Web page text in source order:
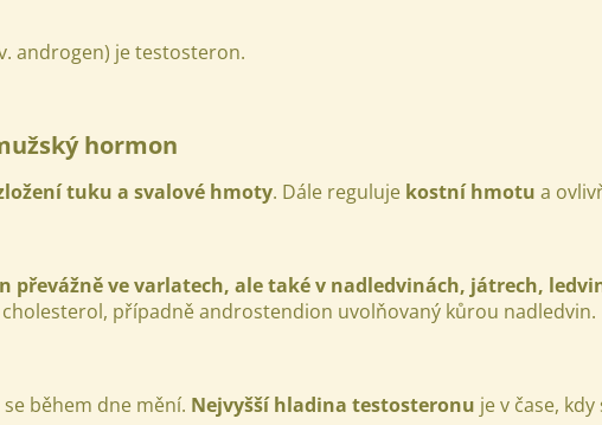
androgen) je testosteron.
hormon
tuku a svalové hmoty. Dále reguluje kostní hmotu a
převážně ve varlatech, ale také v nadledvinách, játrech,
případně androstendion uvolňovaný kůrou nadledvin.
během dne mění. Nejvyšší hladina testosteronu je v čase,